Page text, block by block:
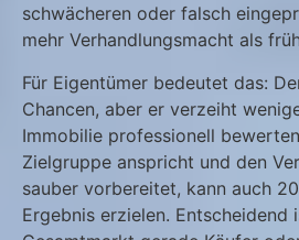
schwächeren oder falsch
mehr Verhandlungsmacht als
Für Eigentümer bedeutet das:
Chancen, aber er verzeiht
Immobilie professionell
Zielgruppe anspricht und den
sauber vorbereitet, kann auch
Ergebnis erzielen. Entscheidend